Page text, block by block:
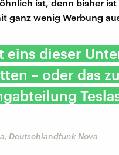
ist, denn bisher
ganz wenig Werbung
eins dieser
– oder das
Deutschlandfunk Nova